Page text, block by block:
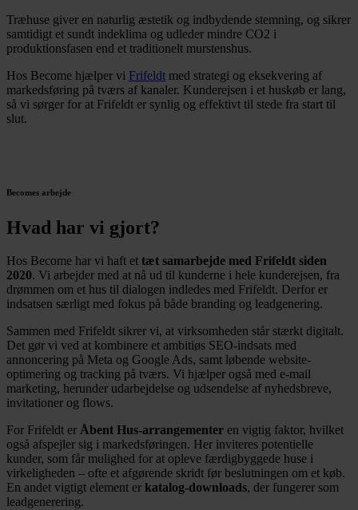
Træhuse giver en naturlig æstetik og indbydende stemning, og sikrer
samtidigt et sundt indeklima og udleder mindre CO2 i
produktionsfasen end et traditionelt murstenshus.
Hos Become hjælper vi Frifeldt med strategi og eksekvering af
markedsføring på tværs af kanaler. Kunderejsen i et huskøb er lang,
så vi sørger for at Frifeldt er synlig og effektivt til stede fra start til
slut.
Becomes arbejde
Hvad har vi gjort?
Hos Become har vi haft et tæt samarbejde med Frifeldt siden
2020. Vi arbejder med at nå ud til kunderne i hele kunderejsen, fra
drømmen om et hus til dialogen indledes med Frifeldt. Derfor er
indsatsen særligt med fokus på både branding og leadgenering.
Sammen med Frifeldt sikrer vi, at virksomheden står stærkt digitalt.
Det gør vi ved at kombinere et ambitiøs SEO-indsats med
annoncering på Meta og Google Ads, samt løbende website-
optimering og tracking på tværs. Vi hjælper også med e-mail
marketing, herunder udarbejdelse og udsendelse af nyhedsbreve,
invitationer og flows.
For Frifeldt er Åbent Hus-arrangementer en vigtig faktor, hvilket
også afspejler sig i markedsføringen. Her inviteres potentielle
kunder, som får mulighed for at opleve færdigbyggede huse i
virkeligheden – ofte et afgørende skridt før beslutningen om et køb.
En andet vigtigt element er katalog-downloads, der fungerer som
leadgenerering.